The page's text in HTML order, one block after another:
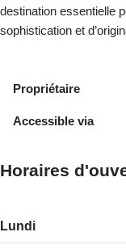
destination essentielle
sophistication et
Propriétaire
Accessible via
Horaires
Lundi